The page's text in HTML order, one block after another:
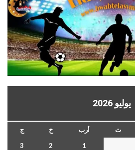
يوليو 2026
ث أرب خ
ج
1
2
3